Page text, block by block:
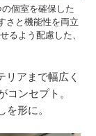
個室を確保した
さと機能性を両立
るよう配慮した、
リアまで幅広く
コンセプト。
形に。